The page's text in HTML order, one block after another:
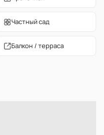
Частный сад
Балкон / терраса